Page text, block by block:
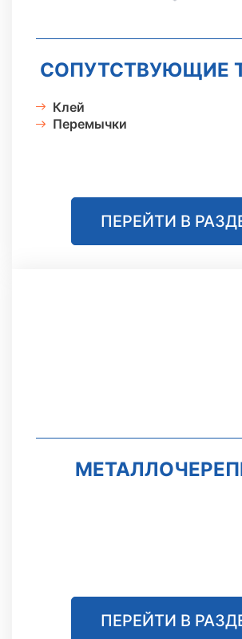
СОПУТСТВУЮЩИЕ
Клей
Перемычки
ПЕРЕЙТИ В
ПЕРЕЙТИ В